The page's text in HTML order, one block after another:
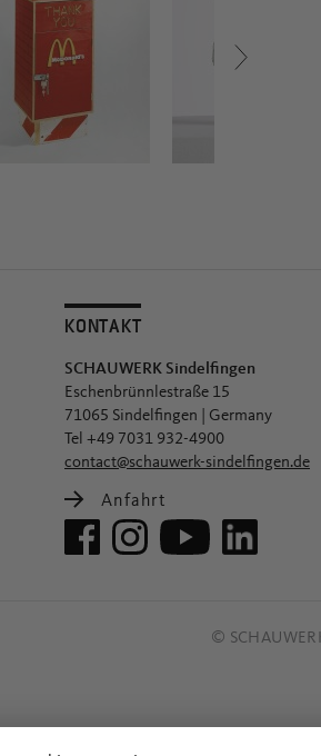
KONTAKT
SCHAUWERK Sindelfingen
Eschenbrünnlestraße 15
71065 Sindelfingen | Germany
Tel +49 7031 932-4900
contact@schauwerk-sindelfingen.de
Anfahrt
©